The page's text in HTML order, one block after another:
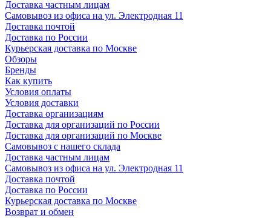
Доставка частным лицам
Самовывоз из офиса на ул. Электродная 11
Доставка почтой
Доставка по России
Курьерская доставка по Москве
Обзоры
Бренды
Как купить
Условия оплаты
Условия доставки
Доставка организациям
Доставка для организаций по России
Доставка для организаций по Москве
Самовывоз с нашего склада
Доставка частным лицам
Самовывоз из офиса на ул. Электродная 11
Доставка почтой
Доставка по России
Курьерская доставка по Москве
Возврат и обмен